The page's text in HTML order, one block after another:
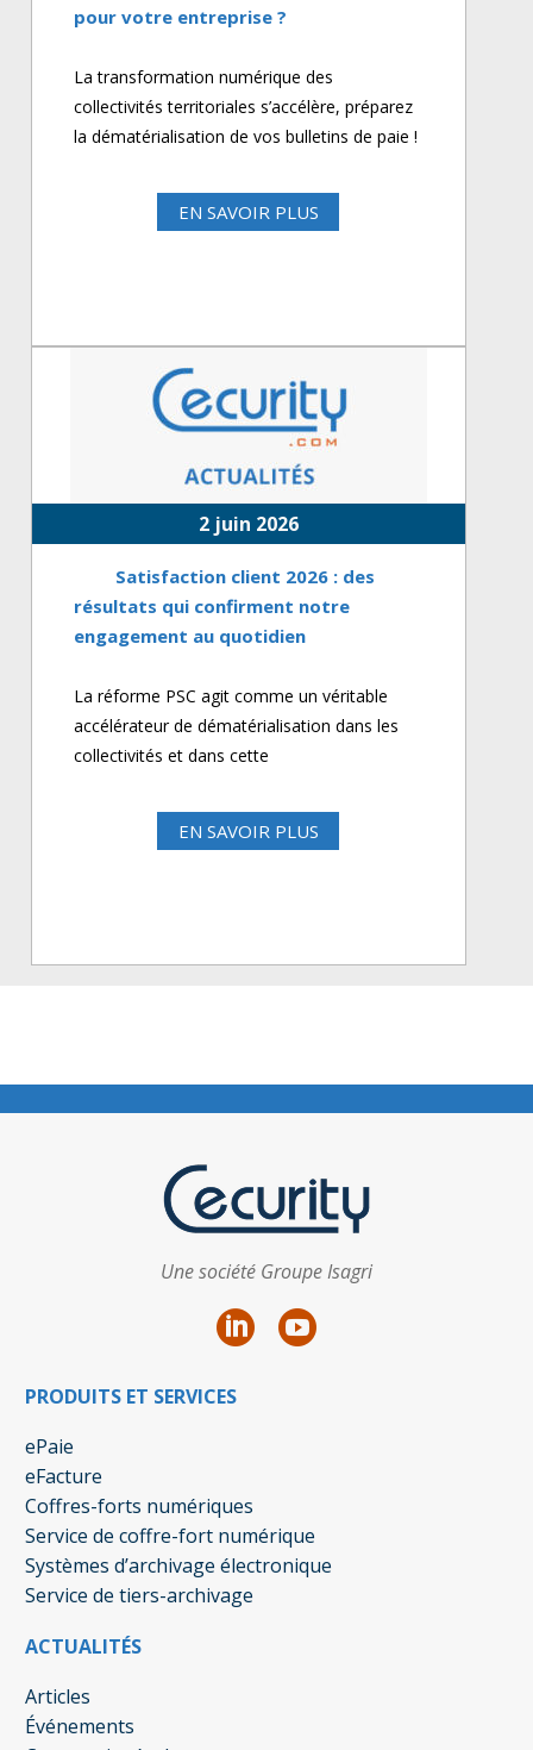
pour votre entreprise ?
La transformation numérique des
collectivités territoriales s’accélère, préparez
la dématérialisation de vos bulletins de paie !
EN SAVOIR PLUS
2 juin 2026
Satisfaction client 2026 : des
résultats qui confirment notre
engagement au quotidien
La réforme PSC agit comme un véritable
accélérateur de dématérialisation dans les
collectivités et dans cette
EN SAVOIR PLUS
Une société Groupe Isagri
PRODUITS ET SERVICES
ePaie
eFacture
Coffres-forts numériques
Service de coffre-fort numérique
Systèmes d’archivage électronique
Service de tiers-archivage
ACTUALITÉS
Articles
Événements